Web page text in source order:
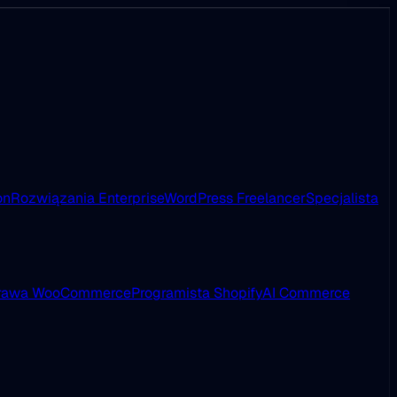
Rozwiązania EnterpriseWordPress FreelancerSpecjalista
WooCommerceProgramista ShopifyAI Commerce